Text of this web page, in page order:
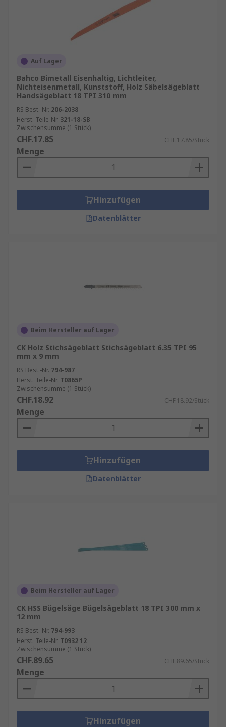
Auf Lager
Bahco Bimetall Eisenhaltig, Lichtleiter,
Nichteisenmetall, Kunststoff, Holz Säbelsägeblatt
Handsägeblatt 18 TPI 310 mm
RS Best.-Nr. 206-2038
Herst. Teile-Nr. 321-18-SB
Zwischensumme (1 Stück)
CHF.17.85 CHF.17.85/Stück
Menge
Hinzufügen
Datenblätter
Beim Hersteller auf Lager
CK Holz Stichsägeblatt Stichsägeblatt 6.35 TPI 95
mm x 9 mm
RS Best.-Nr. 794-987
Herst. Teile-Nr. T0865P
Zwischensumme (1 Stück)
CHF.18.92 CHF.18.92/Stück
Menge
Hinzufügen
Datenblätter
Beim Hersteller auf Lager
CK HSS Bügelsäge Bügelsägeblatt 18 TPI 300 mm x
12 mm
RS Best.-Nr. 794-993
Herst. Teile-Nr. T0932 12
Zwischensumme (1 Stück)
CHF.89.65 CHF.89.65/Stück
Menge
Hinzufügen